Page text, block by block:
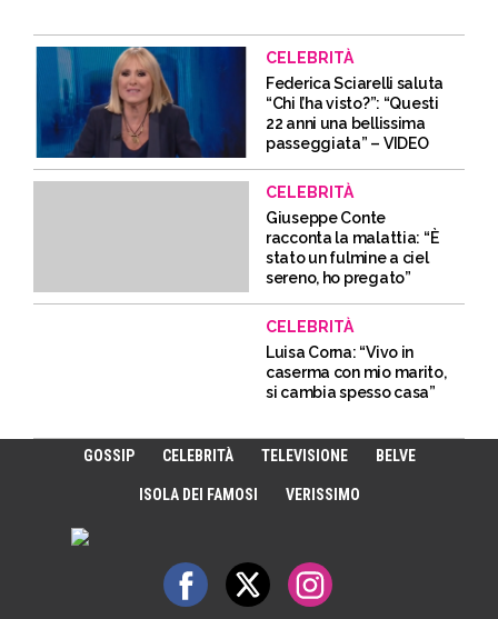
CELEBRITÀ
Federica Sciarelli saluta
“Chi l’ha visto?”: “Questi
22 anni una bellissima
passeggiata” – VIDEO
CELEBRITÀ
Giuseppe Conte
racconta la malattia: “È
stato un fulmine a ciel
sereno, ho pregato”
CELEBRITÀ
Luisa Corna: “Vivo in
caserma con mio marito,
si cambia spesso casa”
GOSSIP CELEBRITÀ TELEVISIONE BELVE
ISOLA DEI FAMOSI VERISSIMO